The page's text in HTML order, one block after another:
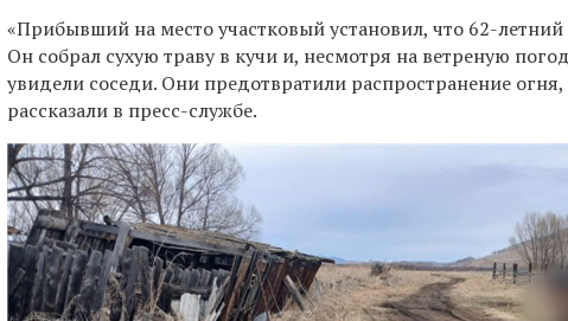
«Прибывший на место участковый установил, что 62-
Он собрал сухую траву в кучи и, несмотря на ветреную
увидели соседи. Они предотвратили распространение
рассказали в пресс-службе.